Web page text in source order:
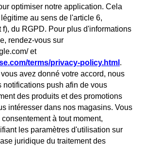
optimiser notre application. Cela
au sens de l'article 6,
f), du RGPD. Pour plus d'informations
rendez-vous sur
et
terms/privacy-policy.html .
avez donné votre accord, nous
notifications push afin de vous
des produits et des promotions
intéresser dans nos magasins. Vous
à tout moment,
les paramètres d'utilisation sur
juridique du traitement des